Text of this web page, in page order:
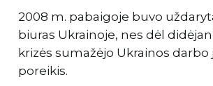
2008 m. pabaigoje buvo
biuras Ukrainoje, nes dėl
krizės sumažėjo Ukrainos darbo
poreikis.